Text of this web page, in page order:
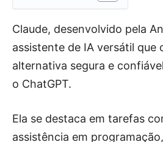
Claude, desenvolvido pela
assistente de IA versátil que
alternativa segura e
o ChatGPT.
Ela se destaca em tarefas
assistência em